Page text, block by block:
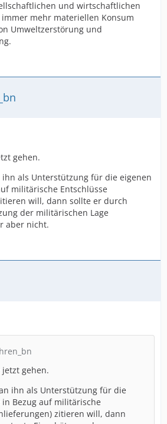
und wirtschaftlichen
mehr materiellen Konsum
Umweltzerstörung und
gehen.
ihn als Unterstützung für die eigenen
militärische Entschlüsse
will, dann sollte er durch
der militärischen Lage
aber nicht.
jetzt gehen.
ihn als Unterstützung für die
Bezug auf militärische
zitieren will, dann